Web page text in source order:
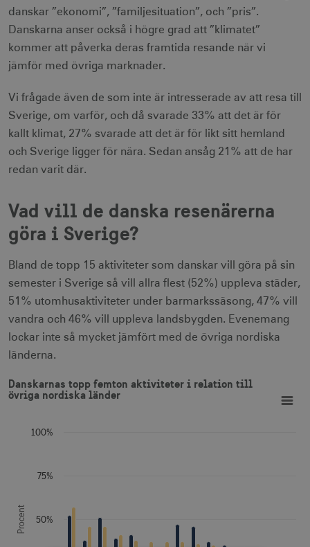
danskar ”ekonomi”, ”familjesituation”, och ”pris”.
Danskarna anser också i högre grad att ”klimatet”
kommer att påverka deras framtida resande när vi
jämför med övriga marknader.
Vi frågade även de som inte är intresserade av att resa till
Sverige, om varför, och då svarade 33% att det är för
kallt klimat, 27% svarade att det är för likt sitt hemland
och Sverige ligger för nära. Sedan ansåg 21% att de har
redan varit där.
Vad vill de danska resenärerna
göra i Sverige?
Bland de topp 15 aktiviteter som danskar vill göra på sin
semester i Sverige så vill allra flest (52%) uppleva städer,
51% utomhusaktiviteter under barmarkssäsong, 47% vill
vandra och 46% vill uppleva landsbygden. Evenemang
lockar inte så mycket jämfört med de övriga nordiska
länderna.
Danskarnas topp femton aktiviteter i relation till
övriga nordiska länder
Danskarnas topp femton aktiviteter i relation till övriga
Bar chart with 2 data series.
View as data table, Danskarnas topp femton aktiviteter i relation till övriga
Procent
100%
50%
75%